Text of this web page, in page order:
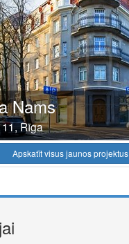
Nams
Rīga
Apskatīt visus jaunos projektus